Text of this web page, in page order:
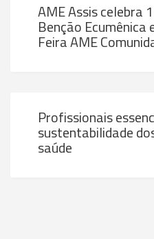
AME Assis celebra
Benção Ecumênica
Feira AME
Profissionais
sustentabilidade
saúde